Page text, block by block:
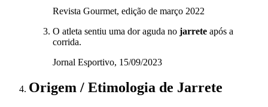
Revista Gourmet, edição de março 2022
O atleta sentiu uma dor aguda no jarrete após a
corrida.
Jornal Esportivo, 15/09/2023
Origem / Etimologia de Jarrete